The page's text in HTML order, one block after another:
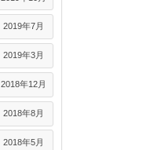
2019年7月
2019年3月
2018年12月
2018年8月
2018年5月